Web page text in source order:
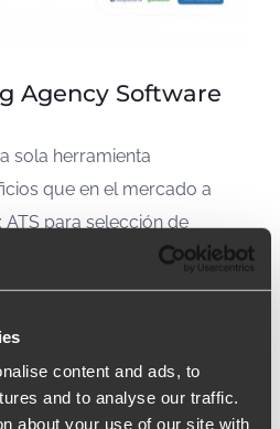
content and ads, to
and to analyse our traffic.
about your use of our site with
Agency Software
sola herramienta
que en el mercado a
para selección de
de clientes y software
de presupuestos y